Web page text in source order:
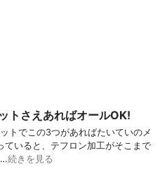
トさえあればオールOK!
トでこの3つがあればたいていのメ
ていると、テフロン加工がそこまで
…続きを見る